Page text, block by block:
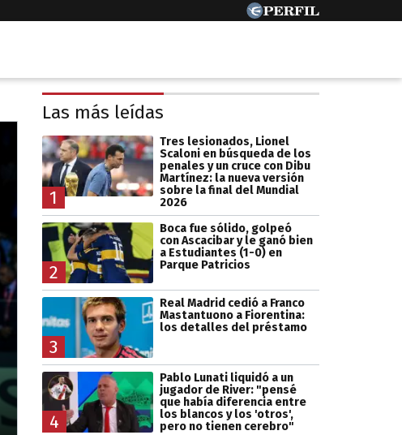
Las más leídas
1
Tres lesionados, Lionel
Scaloni en búsqueda de los
penales y un cruce con Dibu
Martínez: la nueva versión
sobre la final del Mundial
2026
2
Boca fue sólido, golpeó
con Ascacibar y le ganó bien
a Estudiantes (1-0) en
Parque Patricios
3
Real Madrid cedió a Franco
Mastantuono a Fiorentina:
los detalles del préstamo
4
Pablo Lunati liquidó a un
jugador de River: "pensé
que había diferencia entre
los blancos y los 'otros',
pero no tienen cerebro"